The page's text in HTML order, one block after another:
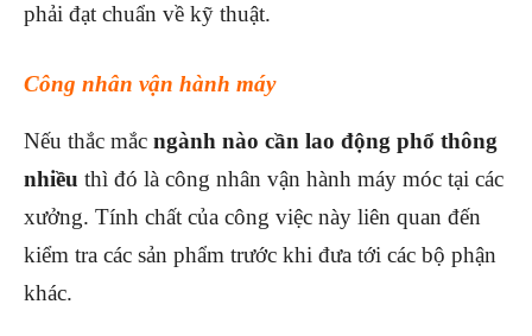
phải đạt chuẩn về kỹ thuật.
Công nhân vận hành máy
Nếu thắc mắc ngành nào cần lao động phổ thông
nhiều thì đó là công nhân vận hành máy móc tại các
xưởng. Tính chất của công việc này liên quan đến
kiểm tra các sản phẩm trước khi đưa tới các bộ phận
khác.